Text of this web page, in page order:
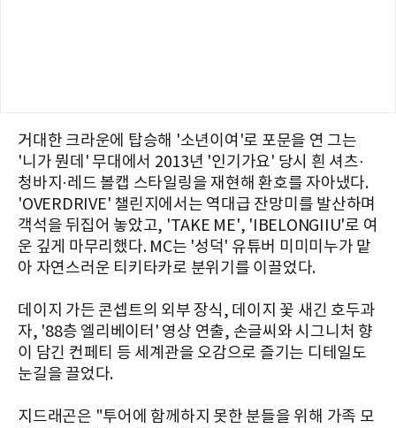
거대한 크라운에 탑승해 '소년이여'로 포문을 연 그는
'니가 뭔데' 무대에서 2013년 '인기가요' 당시 흰 셔츠·
청바지·레드 볼캡 스타일링을 재현해 환호를 자아냈다.
'OVERDRIVE' 챌린지에서는 역대급 잔망미를 발산하며
객석을 뒤집어 놓았고, 'TAKE ME', 'IBELONGIIU'로 여
운 깊게 마무리했다. MC는 '성덕' 유튜버 미미미누가 맡
아 자연스러운 티키타카로 분위기를 이끌었다.
데이지 가든 콘셉트의 외부 장식, 데이지 꽃 새긴 호두과
자, '88층 엘리베이터' 영상 연출, 손글씨와 시그니처 향
이 담긴 컨페티 등 세계관을 오감으로 즐기는 디테일도
눈길을 끌었다.
지드래곤은 "투어에 함께하지 못한 분들을 위해 가족 모